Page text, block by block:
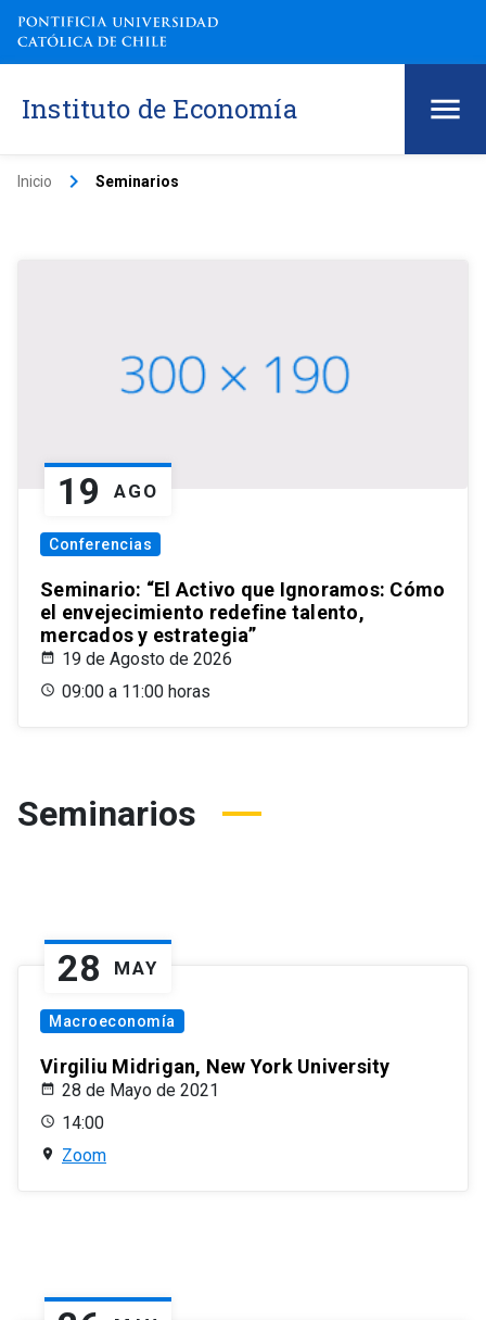
Instituto de Economía
Inicio keyboard_arrow_right Seminarios
19 AGO
Conferencias
Seminario: “El Activo que Ignoramos: Cómo
el envejecimiento redefine talento,
mercados y estrategia”
19 de Agosto de 2026
09:00 a 11:00 horas
Seminarios
28 MAY
Macroeconomía
Virgiliu Midrigan, New York University
28 de Mayo de 2021
14:00
Zoom